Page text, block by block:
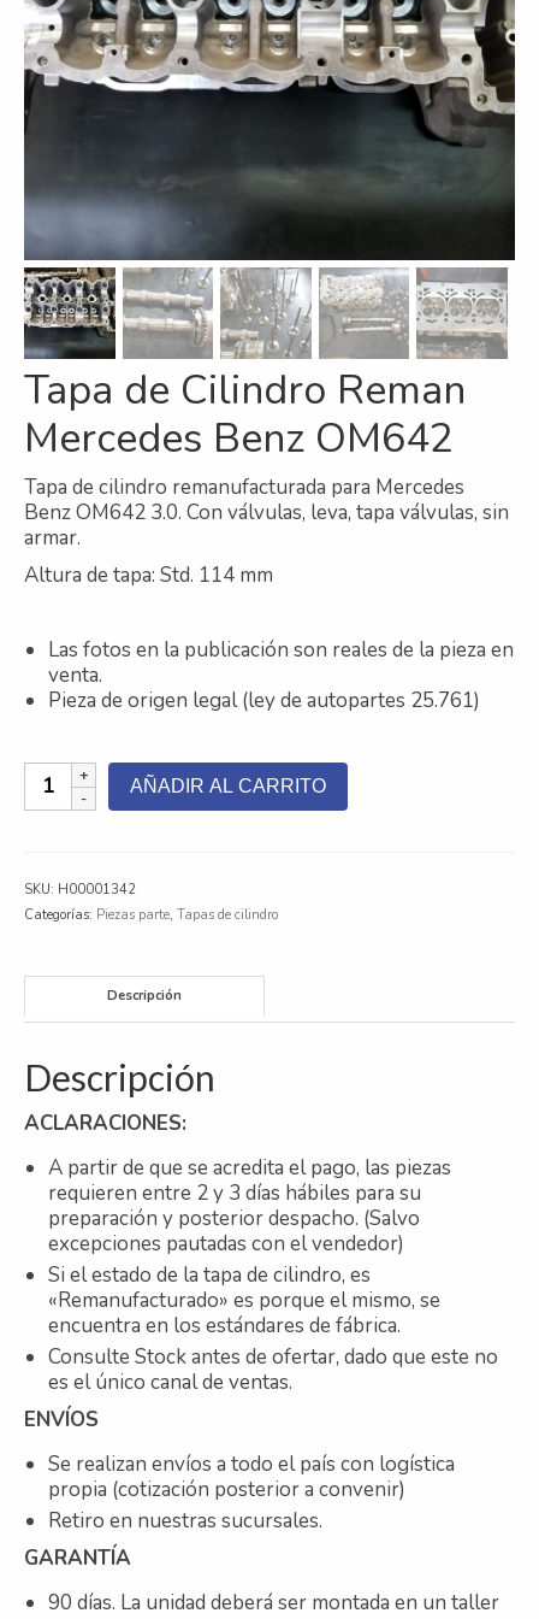
Refrigeración
Servicios
Comercial y Servicios
Desarmadero
Generación
Inyección
Mecanizado
Motores
Reman
Turbos
Contacto
Tapa de Cilindro Reman
Mercedes Benz OM642
Tapa de cilindro remanufacturada para Mercedes
Benz OM642 3.0. Con válvulas, leva, tapa válvulas, sin
armar.
Altura de tapa: Std. 114 mm
Las fotos en la publicación son reales de la pieza en
venta.
Pieza de origen legal (ley de autopartes 25.761)
Tapa
de
Benz
OM642
AÑADIR AL CARRITO
SKU: H00001342
Categorías: Piezas parte, Tapas de cilindro
Descripción
Descripción
ACLARACIONES:
A partir de que se acredita el pago, las piezas
requieren entre 2 y 3 días hábiles para su
preparación y posterior despacho. (Salvo
excepciones pautadas con el vendedor)
Si el estado de la tapa de cilindro, es
«Remanufacturado» es porque el mismo, se
encuentra en los estándares de fábrica.
Consulte Stock antes de ofertar, dado que este no
es el único canal de ventas.
ENVÍOS
Se realizan envíos a todo el país con logística
propia (cotización posterior a convenir)
Retiro en nuestras sucursales.
GARANTÍA
90 días. La unidad deberá ser montada en un taller